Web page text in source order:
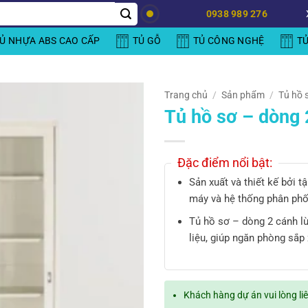
0938 989 276
NHỰA ABS CAO CẤP TỦ GỖ TỦ CÔNG NGHỆ
Trang chủ / Sản phẩm / Tủ hồ
Tủ hồ sơ – dòng
Đặc điểm nổi bật:
Sản xuất và thiết kế bởi
máy và hệ thống phân
Tủ hồ sơ – dòng 2 cánh
liệu, giúp ngăn phòng
Khách hàng dự án vui lòng